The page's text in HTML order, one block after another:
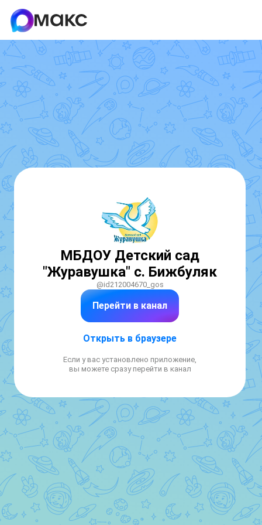
МБДОУ Детский сад
"Журавушка" с. Бижбуляк
@id212004670_gos
Перейти в канал
Открыть в браузере
Если у вас установлено приложение,
вы можете сразу перейти в канал